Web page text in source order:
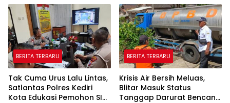
“Beliau Pejuang Keadilan
yang Vokal”
BERITA TERBARU
Tak Cuma Urus Lalu Lintas,
Satlantas Polres Kediri
Kota Edukasi Pemohon SIM
BERITA TERBARU
Krisis Air Bersih Meluas,
Blitar Masuk Status
Tanggap Darurat Bencana